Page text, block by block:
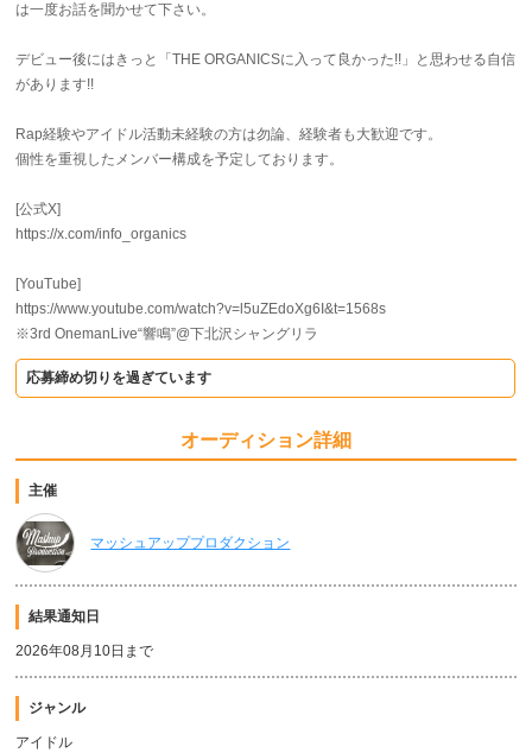
は一度お話を聞かせて下さい。
デビュー後にはきっと「THE ORGANICSに入って良かった!!」と思わせる自信
があります!!
Rap経験やアイドル活動未経験の方は勿論、経験者も大歓迎です。
個性を重視したメンバー構成を予定しております。
[公式X]
https://x.com/info_organics
[YouTube]
https://www.youtube.com/watch?v=l5uZEdoXg6I&t=1568s
※3rd OnemanLive“響鳴”@下北沢シャングリラ
応募締め切りを過ぎています
オーディション詳細
主催
マッシュアッププロダクション
結果通知日
2026年08月10日まで
ジャンル
アイドル